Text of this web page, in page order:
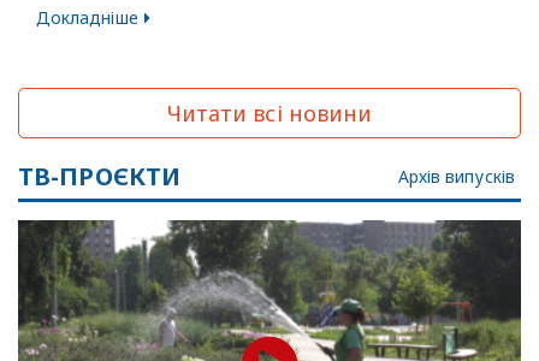
Докладніше
Читати всі новини
ТВ-ПРОЄКТИ Архів випусків